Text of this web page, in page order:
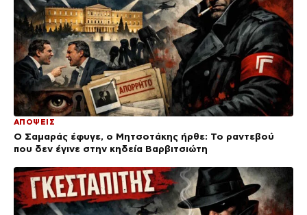
ΑΠΟΨΕΙΣ
Ο Σαμαράς έφυγε, ο Μητσοτάκης ήρθε: Το ραντεβού
που δεν έγινε στην κηδεία Βαρβιτσιώτη